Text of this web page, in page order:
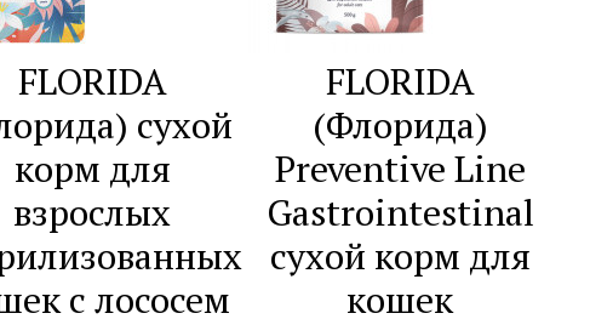
FLORIDA
сухой
корм для
взрослых
с лососем
FLORIDA
(Флорида)
Preventive Line
Gastrointestinal
сухой корм для
кошек